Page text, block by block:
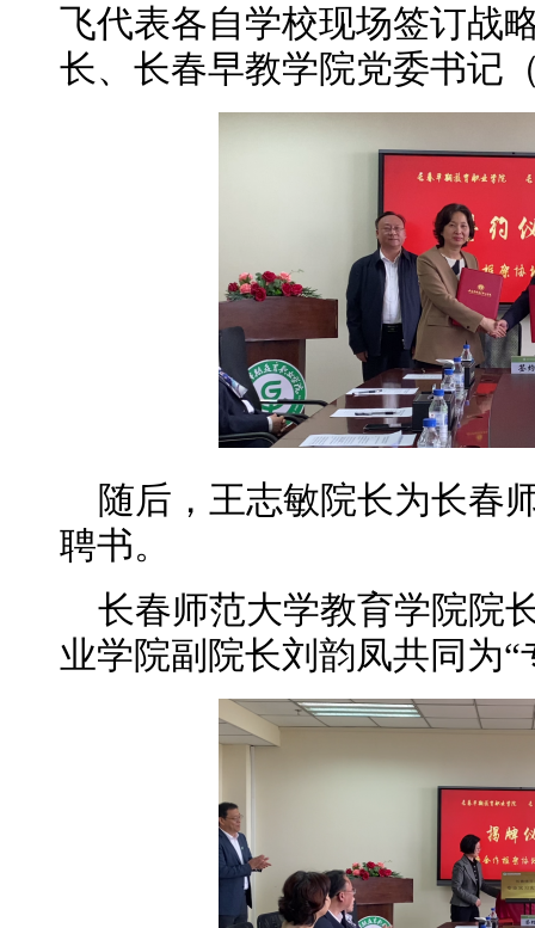
飞代表各自学校现场签订战
长、长春早教学院党委书记
随后，王志敏院长为长春
聘书。
长春师范大学教育学院院
业学院副院长刘韵凤共同为